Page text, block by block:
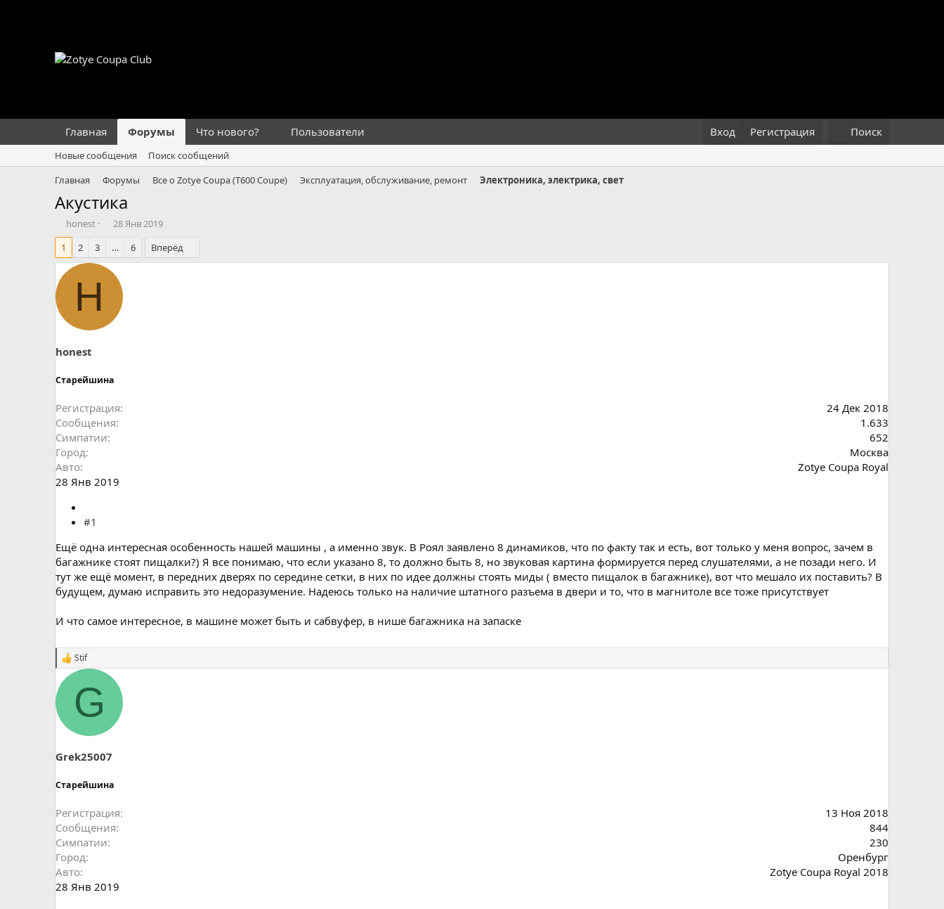
Главная Форумы Что нового? Пользователи Вход Регистрация Поиск
Новые сообщения
Поиск сообщений
Главная
Форумы Все о Zotye Coupa (T600 Coupe) Эксплуатация, обслуживание, ремонт Электроника, электрика, свет
Акустика
А
в
о
р
ы
honest
Д
т
а
н
л
28 Янв 2019
1
2 3 … 6 Вперёд
H
honest
Старейшина
Регистрация
24 Дек 2018
Сообщения
1.633
Симпатии
652
Город
Москва
Авто
Zotye Coupa Royal
28 Янв 2019
#1
Ещё одна интересная особенность нашей машины , а именно звук. В Роял заявлено 8 динамиков, что по факту так и есть, вот только у меня вопрос, зачем в
багажнике стоят пищалки?) Я все понимаю, что если указано 8, то должно быть 8, но звуковая картина формируется перед слушателями, а не позади него. И
тут же ещё момент, в передних дверях по середине сетки, в них по идее должны стоять миды ( вместо пищалок в багажнике), вот что мешало их поставить? В
будущем, думаю исправить это недоразумение. Надеюсь только на наличие штатного разъема в двери и то, что в магнитоле все тоже присутствует
И что самое интересное, в машине может быть и сабвуфер, в нише багажника на запаске
С
м
т
и
:
Stif
G
Grek25007
Старейшина
Регистрация
13 Ноя 2018
Сообщения
844
Симпатии
230
Город
Оренбург
Авто
Zotye Coupa Royal 2018
28 Янв 2019